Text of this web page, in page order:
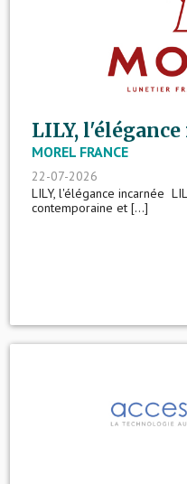
LILY,
MOREL FRANCE
22-07-2026
LILY, l'élégance incarnée
contemporaine et [...]